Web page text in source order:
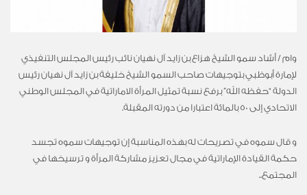
وام / أشاد سمو الشيخ هزاع بن زايد آل نهيان نائب رئيس المجلس التنفيذي
لإمارة أبوظبي بتوجيهات صاحب السمو الشيخ خليفة بن زايد آل نهيان رئيس
الدولة “حفظه الله” برفع نسبة تمثيل المرأة الاماراتية في المجلس الوطني
الاتحادي إلى 50 بالمائة اعتبارا من دورته المقبلة.
و قال سموه في تصريحات له بهذه المناسبة إن توجيهات سموه تجسد
حكمة القيادة الإماراتية في مجال تعزيز مشاركة المرأة و ترسيخها في
المجتمع..